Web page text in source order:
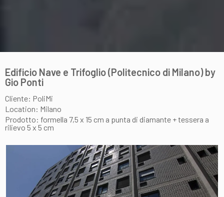
Edificio Nave e Trifoglio (Politecnico di Milano) by
Gio Ponti
Cliente: PoliMi
Location: Milano
Prodotto: formella 7,5 x 15 cm a punta di diamante + tessera a
rilievo 5 x 5 cm